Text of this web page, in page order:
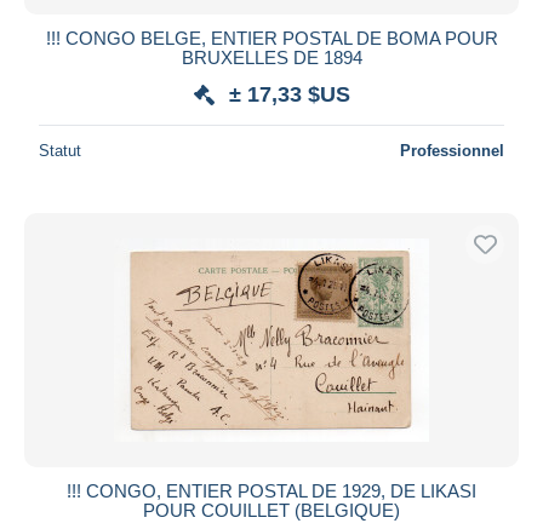
!!! CONGO BELGE, ENTIER POSTAL DE BOMA POUR
BRUXELLES DE 1894
± 17,33 $US
Statut Professionnel
!!! CONGO, ENTIER POSTAL DE 1929, DE LIKASI
POUR COUILLET (BELGIQUE)